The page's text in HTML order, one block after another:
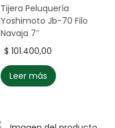
Tijera Peluquería
Yoshimoto Jb-70 Filo
Navaja 7″
$ 101.400,00
Leer más